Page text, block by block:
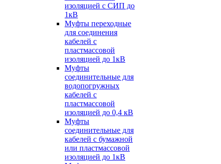
изоляцией с СИП до
1кВ
Муфты переходные
для соединения
кабелей с
пластмассовой
изоляцией до 1кВ
Муфты
соединительные для
водопогружных
кабелей с
пластмассовой
изоляцией до 0,4 кВ
Муфты
соединительные для
кабелей с бумажной
или пластмассовой
изоляцией до 1кВ